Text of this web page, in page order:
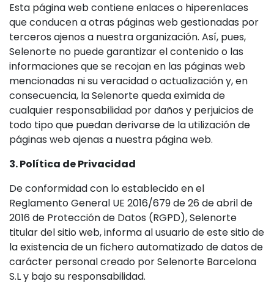
Esta página web contiene enlaces o hiperenlaces
que conducen a otras páginas web gestionadas por
terceros ajenos a nuestra organización. Así, pues,
Selenorte no puede garantizar el contenido o las
informaciones que se recojan en las páginas web
mencionadas ni su veracidad o actualización y, en
consecuencia, la Selenorte queda eximida de
cualquier responsabilidad por daños y perjuicios de
todo tipo que puedan derivarse de la utilización de
páginas web ajenas a nuestra página web.
3. Política de Privacidad
De conformidad con lo establecido en el
Reglamento General UE 2016/679 de 26 de abril de
2016 de Protección de Datos (RGPD), Selenorte
titular del sitio web, informa al usuario de este sitio de
la existencia de un fichero automatizado de datos de
carácter personal creado por Selenorte Barcelona
S.L y bajo su responsabilidad.